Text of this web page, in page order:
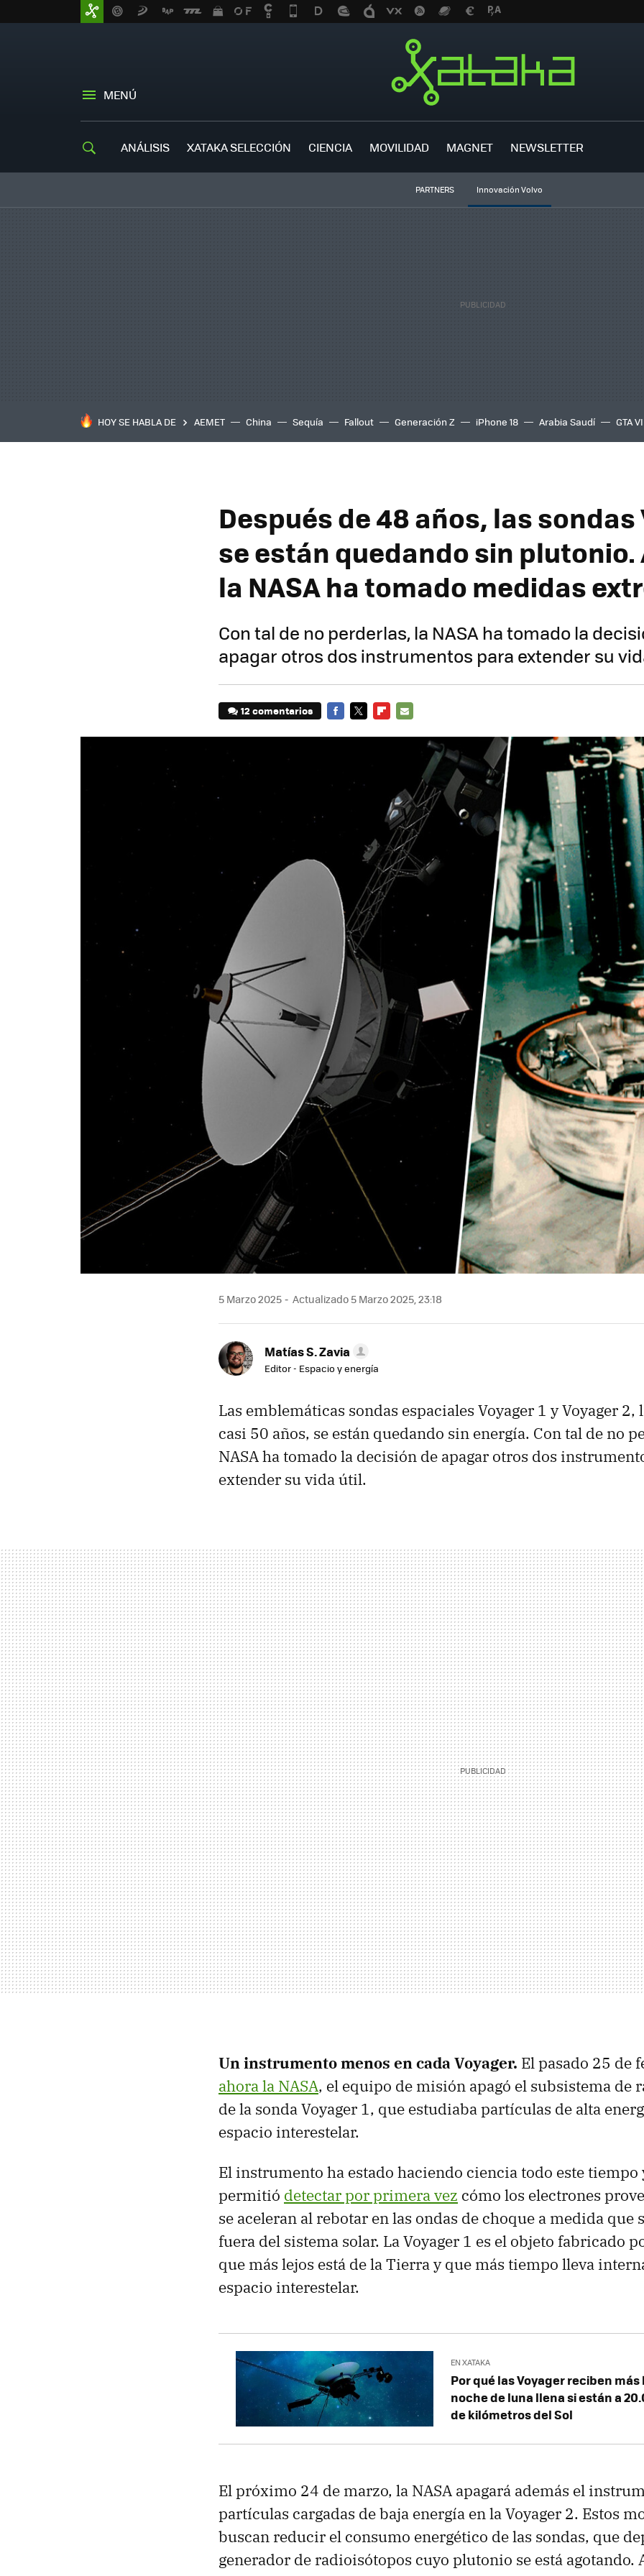
MENÚ
ANÁLISIS XATAKA SELECCIÓN CIENCIA MOVILIDAD MAGNET NEWSLETTER
PARTNERS Innovación Volvo
HOY SE HABLA DE AEMET China Sequía Fallout Generación Z iPhone 18 Arabia Saudí GTA VI
Después de 48 años, las sondas
se están quedando sin plutonio.
la NASA ha tomado medidas
Con tal de no perderlas, la NASA ha tomado la
apagar otros dos instrumentos para extender su
12 comentarios
5 Marzo 2025 Actualizado 5 Marzo 2025, 23:18
Matías S. Zavia
Editor - Espacio y energía
Las emblemáticas sondas espaciales Voyager 1 y Voyager 2,
casi 50 años, se están quedando sin energía. Con tal de no
NASA ha tomado la decisión de apagar otros dos
extender su vida útil.
Un instrumento menos en cada Voyager. El pasado 25 de
ahora la NASA, el equipo de misión apagó el subsistema de
de la sonda Voyager 1, que estudiaba partículas de alta
espacio interestelar.
El instrumento ha estado haciendo ciencia todo este tiempo
permitió detectar por primera vez cómo los electrones
se aceleran al rebotar en las ondas de choque a medida que
fuera del sistema solar. La Voyager 1 es el objeto fabricado
que más lejos está de la Tierra y que más tiempo lleva
espacio interestelar.
EN XATAKA
Por qué las Voyager reciben más
noche de luna llena si están a
de kilómetros del Sol
El próximo 24 de marzo, la NASA apagará además el
partículas cargadas de baja energía en la Voyager 2. Estos
buscan reducir el consumo energético de las sondas, que
generador de radioisótopos cuyo plutonio se está agotando.